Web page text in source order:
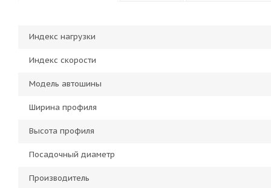
Индекс нагрузки
Индекс скорости
Модель автошины
Ширина профиля
Высота профиля
Посадочный диаметр
Производитель